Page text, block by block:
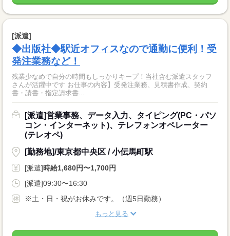
[派遣]
◆出版社◆駅近オフィスなので通勤に便利！受
発注業務など！
残業少なめで自分の時間もしっかりキープ！当社含む派遣スタッフ
さんが活躍中です お仕事の内容】受発注業務、見積書作成、契約
書・請書・指定請求書...
[派遣]営業事務、データ入力、タイピング(PC・パソ
コン・インターネット)、テレフォンオペレーター
(テレオペ)
[勤務地]/東京都中央区 / 小伝馬町駅
[派遣]時給1,680円〜1,700円
[派遣]09:30〜16:30
※土・日・祝がお休みです。（週5日勤務）
もっと見る